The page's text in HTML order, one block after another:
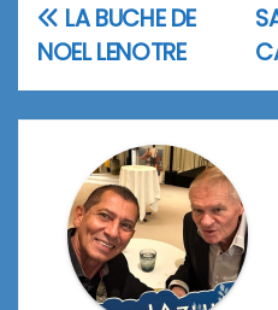
Navigation
de
l’article
LA BUCHE DE
NOEL LENOTRE